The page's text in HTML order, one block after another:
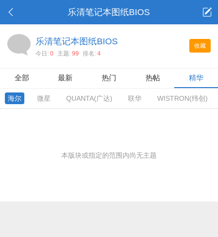
乐清笔记本图纸BIOS
收藏
乐清笔记本图纸BIOS
今日: 0 主题: 99 排名: 4
全部 最新 热门 热帖 精华
海尔 微星 QUANTA(广达) 联华 WISTRON(纬创)
本版块或指定的范围内尚无主题